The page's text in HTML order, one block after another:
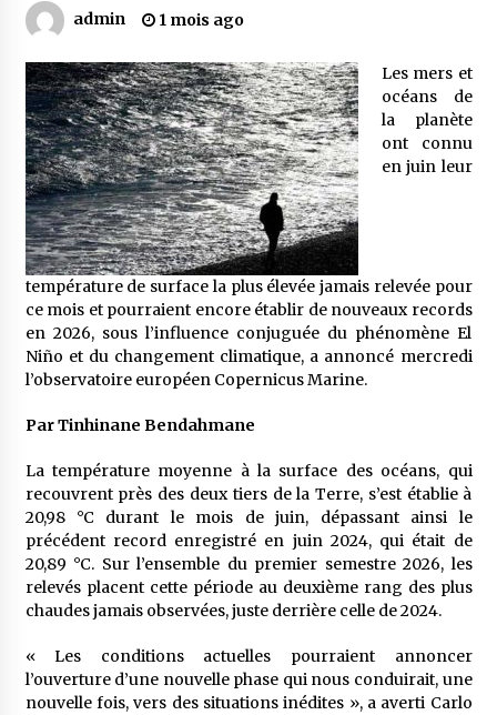
4 ans ago
Quand on va vite
5 ans ago
« Père, tiens-moi, je vais tomber ! »
5 ans ago
Le bouc de l’Au-delà
5 ans ago
5 ans ago
Rencontre nocturne dans le désert (Un conte
touareg)
5 ans ago
5 ans ago
admin 1 mois ago
Les mers et
océans de
la planète
ont connu
en juin leur
température de surface la plus élevée jamais relevée pour
ce mois et pourraient encore établir de nouveaux records
en 2026, sous l’influence conjuguée du phénomène El
Niño et du changement climatique, a annoncé mercredi
l’observatoire européen Copernicus Marine.
Par Tinhinane Bendahmane
La température moyenne à la surface des océans, qui
recouvrent près des deux tiers de la Terre, s’est établie à
20,98 °C durant le mois de juin, dépassant ainsi le
précédent record enregistré en juin 2024, qui était de
20,89 °C. Sur l’ensemble du premier semestre 2026, les
relevés placent cette période au deuxième rang des plus
chaudes jamais observées, juste derrière celle de 2024.
« Les conditions actuelles pourraient annoncer
l’ouverture d’une nouvelle phase qui nous conduirait, une
nouvelle fois, vers des situations inédites », a averti Carlo